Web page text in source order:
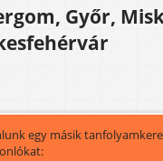
Győr,
egy másik